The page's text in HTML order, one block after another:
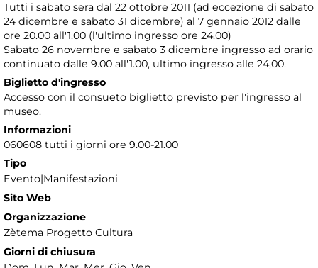
Tutti i sabato sera dal 22 ottobre 2011 (ad eccezione di sabato
24 dicembre e sabato 31 dicembre) al 7 gennaio 2012 dalle
ore 20.00 all'1.00 (l'ultimo ingresso ore 24.00)
Sabato 26 novembre e sabato 3 dicembre ingresso ad orario
continuato dalle 9.00 all'1.00, ultimo ingresso alle 24,00.
Biglietto d'ingresso
Accesso con il consueto biglietto previsto per l'ingresso al
museo.
Informazioni
060608 tutti i giorni ore 9.00-21.00
Tipo
Evento|Manifestazioni
Sito Web
Organizzazione
Zètema Progetto Cultura
Giorni di chiusura